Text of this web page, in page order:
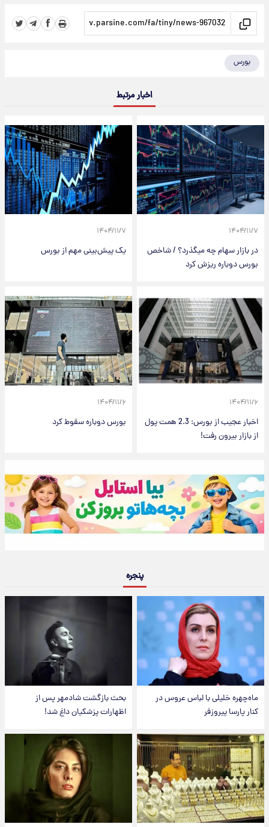
بورس
اخبار مرتبط
۱۴۰۴/۱۱/۷
در بازار سهام چه میگذرد؟ / شاخص
بورس دوباره ریزش کرد
۱۴۰۴/۱۱/۷
یک پیش‌بینی مهم از بورس
۱۴۰۴/۱۱/۶
اخبار عجیب از بورس: 2.3 همت پول
از بازار بیرون رفت!
۱۴۰۴/۱۱/۶
بورس دوباره سقوط کرد
پنجره
ماه‌چهره خلیلی با لباس عروس در
کنار پارسا پیروزفر
بحث بازگشت شادمهر پس از
اظهارات پزشکیان داغ شد!